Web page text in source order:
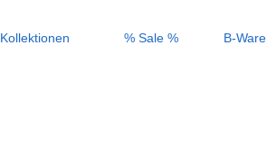
Kollektionen % Sale % B-Ware